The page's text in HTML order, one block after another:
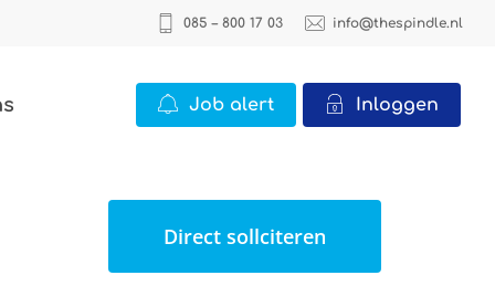
085 – 800 17 03 info@thespindle.nl
Job alert Inloggen
Direct sollciteren